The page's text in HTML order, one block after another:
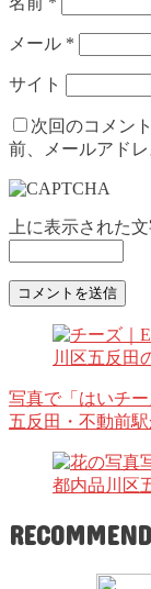
メール *
サイト
次回のコメン
前、メールアドレ
上に表示された
写真で「はいチ
五反田・不動前
RECOMMEND